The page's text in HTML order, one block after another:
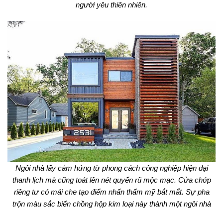
người yêu thiên nhiên.
Ngôi nhà lấy cảm hứng từ phong cách công nghiệp hiện đại
thanh lịch mà cũng toát lên nét quyến rũ mộc mạc. Cửa chớp
riêng tư có mái che tạo điểm nhấn thẩm mỹ bắt mắt. Sự pha
trộn màu sắc biến chồng hộp kim loại này thành một ngôi nhà